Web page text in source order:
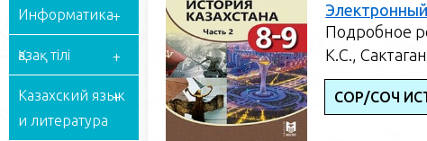
Информатика
Қазақ тілі
Казахский язык
и литература
Подробное
К.С.,
СОР/СОЧ